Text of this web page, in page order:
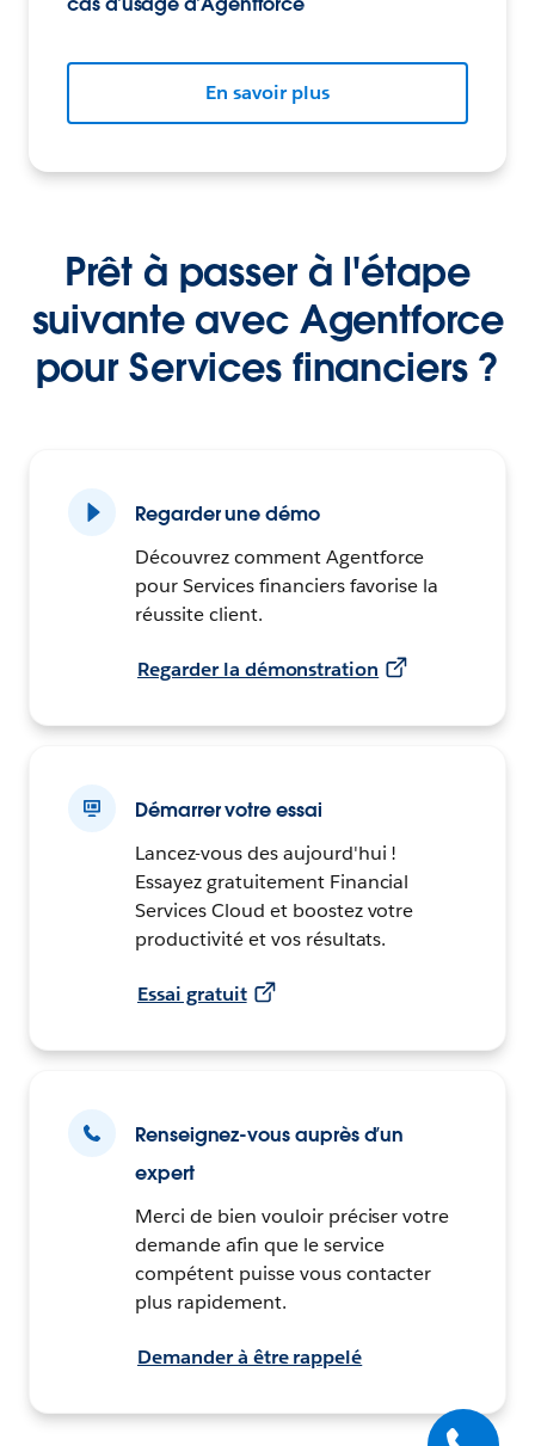
En savoir plus
Prêt à passer à l'étape
suivante avec Agentforce
pour Services financiers ?
Regarder une démo
Découvrez comment Agentforce
pour Services financiers favorise la
réussite client.
Regarder la démonstration
Démarrer votre essai
Lancez-vous des aujourd'hui !
Essayez gratuitement Financial
Services Cloud et boostez votre
productivité et vos résultats.
Essai gratuit
Renseignez-vous auprès d’un
expert
Merci de bien vouloir préciser votre
demande afin que le service
compétent puisse vous contacter
plus rapidement.
Demander à être rappelé